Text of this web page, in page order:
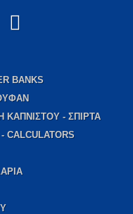
BANKS
ΚΑΠΝΙΣΤΟΥ - ΣΠΙΡΤΑ